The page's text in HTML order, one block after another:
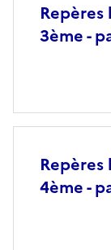
Repères
3ème -
Repères
4ème -